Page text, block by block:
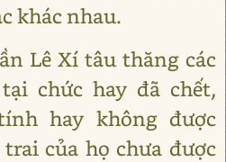
khác nhau.
Lê Xí tâu thăng các
chức hay đã chết,
hay không được
của họ chưa được